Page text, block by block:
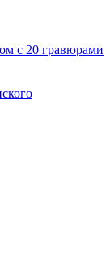
с 20 гравюрами